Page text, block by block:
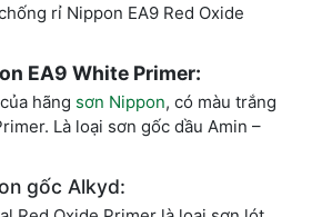
rỉ Nippon EA9 Red Oxide
EA9 White Primer:
hãng sơn Nippon, có màu trắng
Là loại sơn gốc dầu Amin –
gốc Alkyd: